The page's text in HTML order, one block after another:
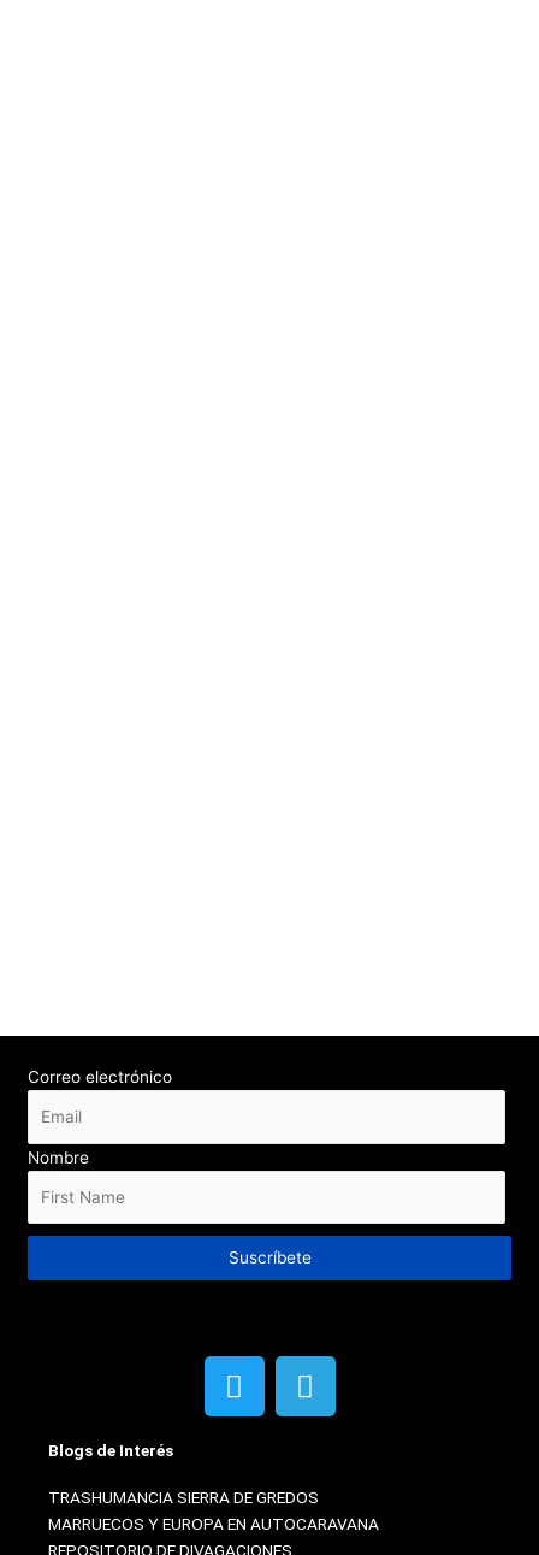
Correo electrónico
Nombre
Suscríbete
T
w
t
e
T
e
g
r
Blogs de Interés
TRASHUMANCIA SIERRA DE GREDOS
MARRUECOS Y EUROPA EN AUTOCARAVANA
REPOSITORIO DE DIVAGACIONES